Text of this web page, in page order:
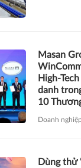
Masan
High-
danh
10
Doanh nghiệp
Dùng thử